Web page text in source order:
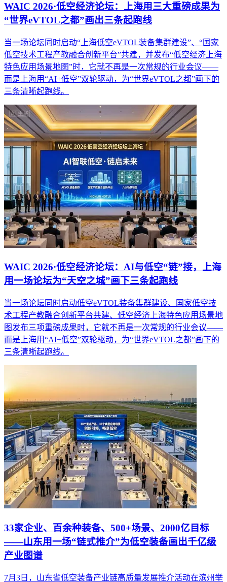
WAIC 2026·低空经济论坛：上海用三大重磅成果为
“世界eVTOL之都”画出三条起跑线
当一场论坛同时启动“上海低空eVTOL装备集群建设”、“国家
低空技术工程产教融合创新平台”共建，并发布“低空经济上海
特色应用场景地图”时，它就不再是一次常规的行业会议——
而是上海用“AI+低空”双轮驱动，为“世界eVTOL之都”画下的
三条清晰起跑线。
WAIC 2026·低空经济论坛：AI与低空“链”接，上海
用一场论坛为“天空之城”画下三条起跑线
当一场论坛同时启动低空eVTOL装备集群建设、国家低空技
术工程产教融合创新平台共建、低空经济上海特色应用场景地
图发布三项重磅成果时，它就不再是一次常规的行业会议——
而是上海用“AI+低空”双轮驱动，为“世界eVTOL之都”画下的
三条清晰起跑线。
33家企业、百余种装备、500+场景、2000亿目标
——山东用一场“链式推介”为低空装备画出千亿级
产业图谱
7月3日，山东省低空装备产业链高质量发展推介活动在滨州举